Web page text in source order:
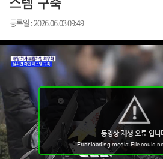
등록일 : 2026.06.03 09:49